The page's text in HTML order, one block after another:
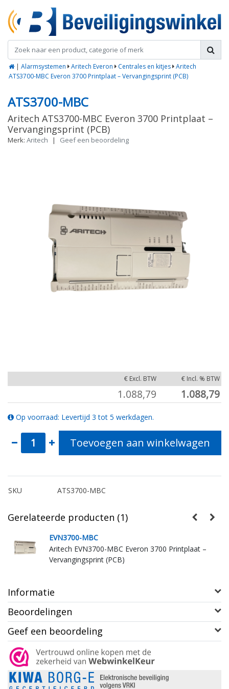
| Alarmsystemen Aritech Everon Centrales en kitjes Aritech
ATS3700-MBC Everon 3700 Printplaat – Vervangingsprint (PCB)
ATS3700-MBC
Aritech ATS3700-MBC Everon 3700 Printplaat –
Vervangingsprint (PCB)
Merk: Aritech | Geef een beoordeling
€ Excl. BTW € Incl. % BTW
1.088,79 1.088,79
Op voorraad: Levertijd 3 tot 5 werkdagen.
Toevoegen aan winkelwagen
SKU ATS3700-MBC
Gerelateerde producten (1)
EVN3700-MBC
Aritech EVN3700-MBC Everon 3700 Printplaat –
Vervangingsprint (PCB)
Informatie
Beoordelingen
Geef een beoordeling